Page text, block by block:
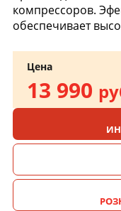
компрессоров.
обеспечивает
Цена
13 990